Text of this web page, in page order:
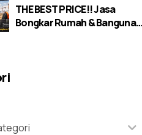
THE BEST PRICE!! Jasa
Bongkar Rumah & Bangunan